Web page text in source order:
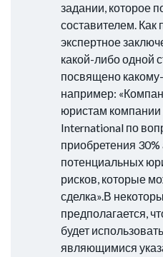
задании, которое
составителем.
экспертное
какой-либо одной
посвящено
например:
юристам компании
International по
приобретения
потенциальных
рисков, которые
сделка».В
предполагается,
будет
являющимися